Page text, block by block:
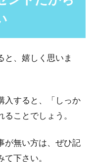
と、嬉しく思いま
入すると、「しっか
ことでしょう。
が無い方は、ぜひ記
下さい。